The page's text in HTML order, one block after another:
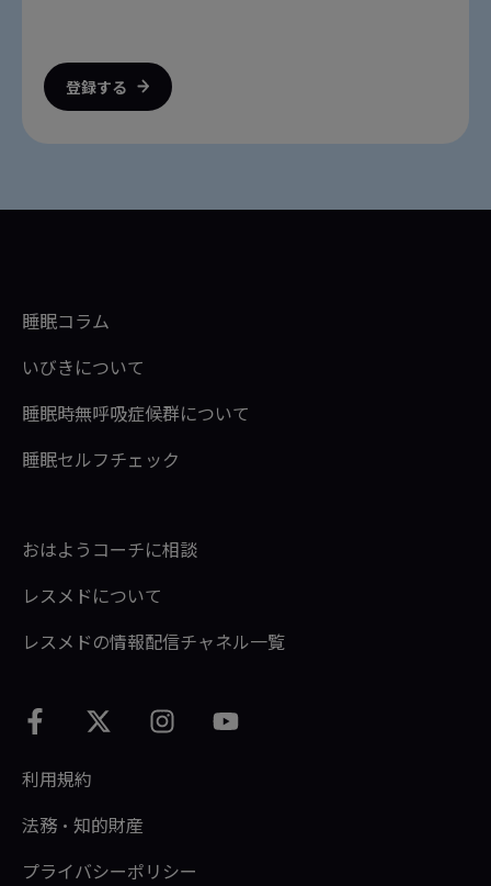
登録する
睡眠コラム
いびきについて
睡眠時無呼吸症候群について
睡眠セルフチェック
おはようコーチに相談
レスメドについて
レスメドの情報配信チャネル一覧
利用規約
法務・知的財産
プライバシーポリシー